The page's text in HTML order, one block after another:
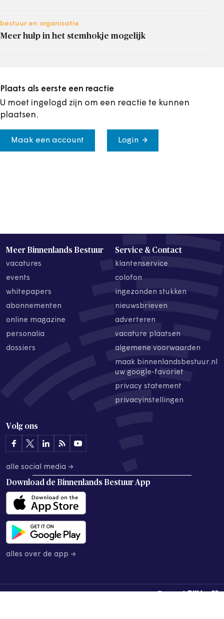
bestuur en organisatie
Meer hulp in het stemhokje mogelijk
Plaats als eerste een reactie
U moet ingelogd zijn om een reactie te kunnen
plaatsen.
Maak een account Login
Meer Binnenlands Bestuur
vacatures
events
whitepapers
abonnementen
online magazine
personalia
dossiers
Service & Contact
klantenservice
colofon
ingezonden stukken
nieuwsbrieven
adverteren
vacature plaatsen
algemene voorwaarden
maak binnenlandsbestuur.nl
uw google-favoriet
privacy statement
privacyinstellingen
Volg ons
alle social media →
Download de Binnenlands Bestuur App
alles over de app →